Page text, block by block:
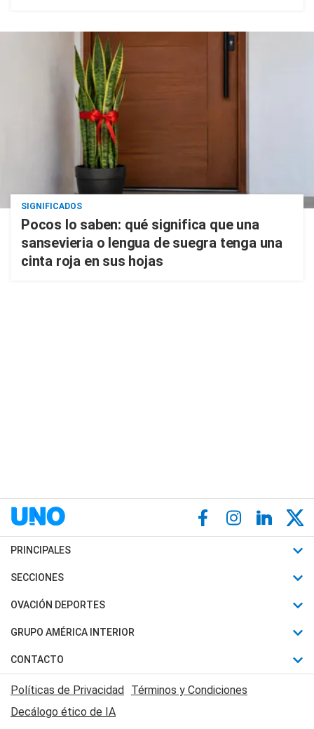
SIGNIFICADOS
Pocos lo saben: qué significa que una
sansevieria o lengua de suegra tenga una
cinta roja en sus hojas
PRINCIPALES
Últimas Noticias
Política
Judiciales
Economia
SECCIONES
Horóscopo
Motores
Trucos caseros
Series y Películas
Edictos y Solicitadas
OVACIÓN DEPORTES
Fútbol
Mundial
Automovilismo
Rugby
GRUPO AMÉRICA INTERIOR
Canal 7 en Vivo
CONTACTO
Acerca de Nosotros
Contactanos
Políticas de Privacidad Términos y Condiciones
Decálogo ético de IA